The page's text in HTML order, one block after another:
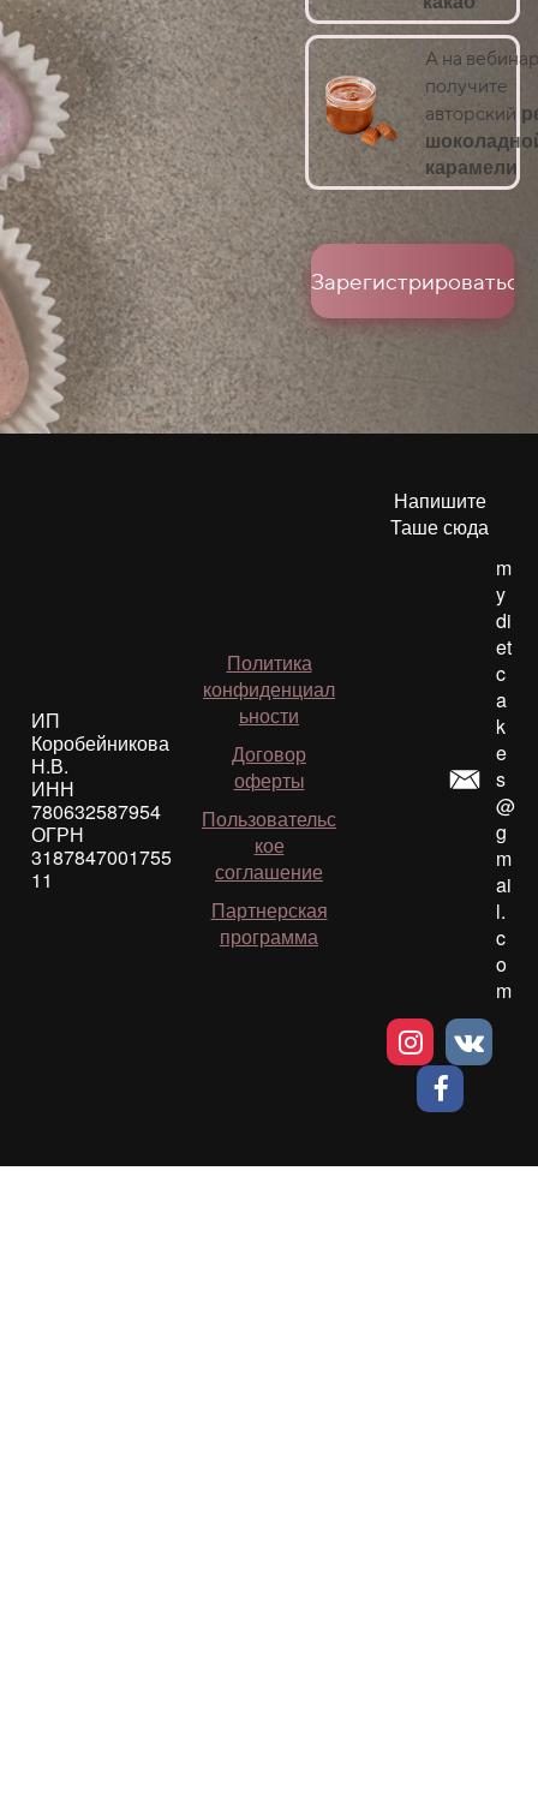
А на
получите
авторский
карамели
Зарегистрироваться
ИП
Коробейникова
Н.В.
ИНН
780632587954
ОГРН
3187847001755
11
Политика
конфиденциал
ьности
Договор
оферты
Пользовательс
кое
соглашение
Партнерская
программа
Напишите
Таше сюда
m
y
di
et
c
a
k
e
s
@
g
m
ai
l.
c
o
m